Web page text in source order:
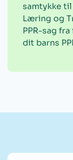
samtykke
Læring og
PPR-sag
dit barns